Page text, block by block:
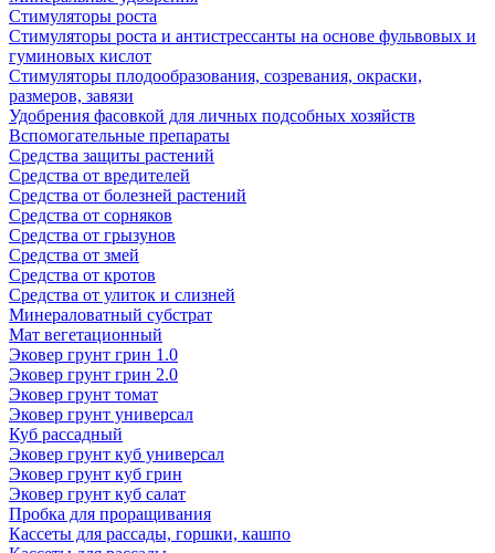
Стимуляторы роста
Стимуляторы роста и антистрессанты на основе фульвовых и
гуминовых кислот
Стимуляторы плодообразования, созревания, окраски,
размеров, завязи
Удобрения фасовкой для личных подсобных хозяйств
Вспомогательные препараты
Средства защиты растений
Средства от вредителей
Средства от болезней растений
Средства от сорняков
Средства от грызунов
Средства от змей
Средства от кротов
Средства от улиток и слизней
Минераловатный субстрат
Мат вегетационный
Эковер грунт грин 1.0
Эковер грунт грин 2.0
Эковер грунт томат
Эковер грунт универсал
Куб рассадный
Эковер грунт куб универсал
Эковер грунт куб грин
Эковер грунт куб салат
Пробка для проращивания
Кассеты для рассады, горшки, кашпо